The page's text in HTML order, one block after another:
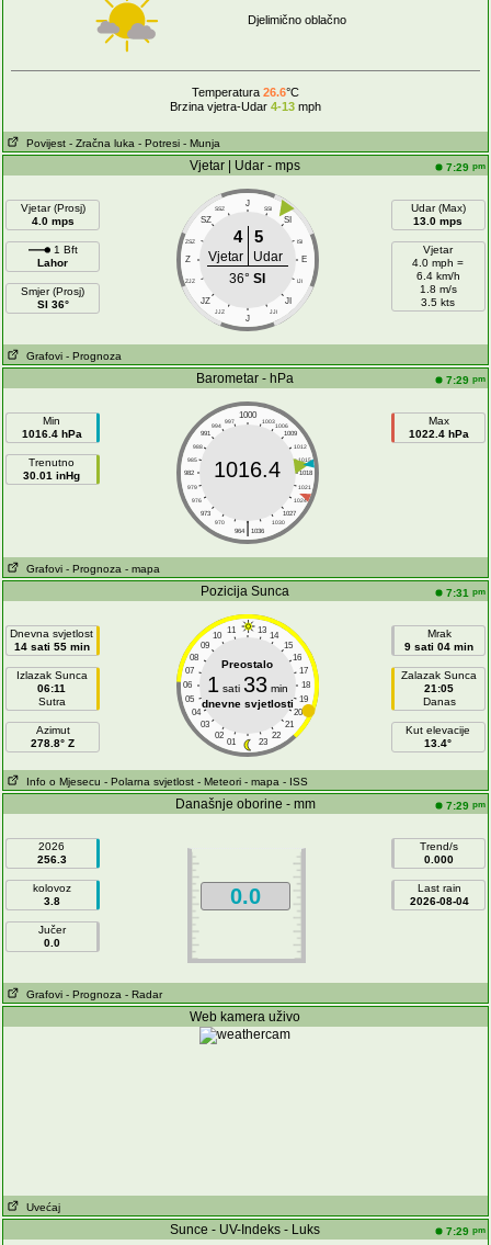
Djelimično oblačno
Temperatura 26.6°C
Brzina vjetra-Udar 4-13mph
Povijest - Zračna luka - Potresi - Munja
Vjetar | Udar - mps 7:29 pm
Vjetar (Prosj)
4.0 mps
1 Bft
Lahor
Smjer (Prosj)
SI 36°
J
SSZ SSI
SZ SI
ZSZ ISI
Z E
ZJZ IJI
JZ JI
JJZ JJI
J
4 5
Vjetar
Udar
36°SI
Udar (Max)
13.0 mps
Vjetar
4.0 mph =
6.4 km/h
1.8 m/s
3.5 kts
Grafovi - Prognoza
Barometar - hPa 7:29 pm
Min
1016.4 hPa
Trenutno
30.01 inHg
1000
997 1003
994
1006
991
1009
988
1012
985
1015
982
1018
979
1021
976
1024
973
1027
970
1030
|
964 1036
1016.4
Max
1022.4 hPa
Grafovi - Prognoza - mapa
Pozicija Sunca 7:31 pm
Dnevna svjetlost
14 sati 55 min
Izlazak Sunca
06:11
Sutra
Azimut
278.8° Z
11 13
10
14
09
15
08
16
07
17
06
18
05
19
04
20
03
21
02
22
01 23
Preostalo
1 sati 33min
dnevne svjetlosti
Mrak
9 sati 04 min
Zalazak Sunca
21:05
Danas
Kut elevacije
13.4°
Info o Mjesecu - Polarna svjetlost - Meteori - mapa - ISS
Današnje oborine - mm 7:29 pm
2026
256.3
kolovoz
3.8
Jučer
0.0
0.0
Trend/s
0.000
Last rain
2026-08-04
Grafovi - Prognoza - Radar
Web kamera uživo
Uvećaj
Sunce - UV-Indeks - Luks 7:29 pm